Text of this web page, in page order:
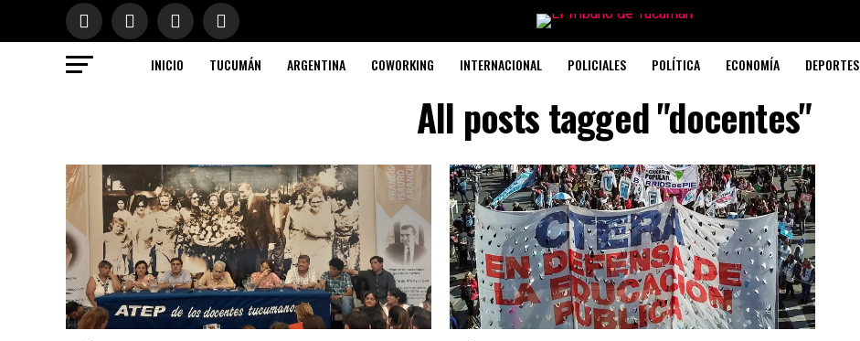
INICIO TUCUMÁN ARGENTINA COWORKING INTERNACIONAL POLICIALES POLÍTICA ECONOMÍA DEPORTES
All posts tagged "docentes"